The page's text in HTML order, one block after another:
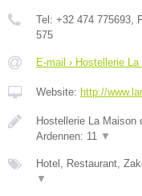
Tel: +32 474 775693,
575
E-mail › Hostellerie
Website: http://
Hostellerie La
Ardennen: 11 ▼
Hotel, Restaurant,
▼